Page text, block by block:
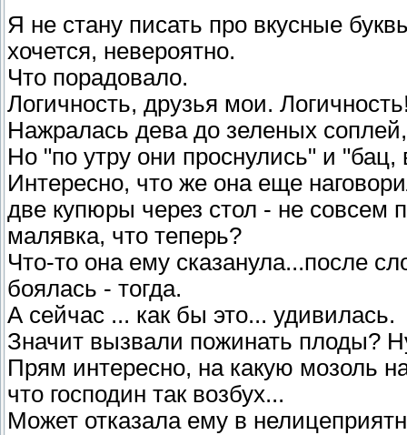
Я не стану писать про вкусные
хочется, невероятно.
Что порадовало.
Логичность, друзья мои.
Нажралась дева до зеленых
Но "по утру они проснулись" и "бац,
Интересно, что же она еще
две купюры через стол - не совсем
малявка, что теперь?
Что-то она ему сказанула...после
боялась - тогда.
А сейчас ... как бы это... удивилась.
Значит вызвали пожинать плоды?
Прям интересно, на какую мозоль
что господин так возбух...
Может отказала ему в